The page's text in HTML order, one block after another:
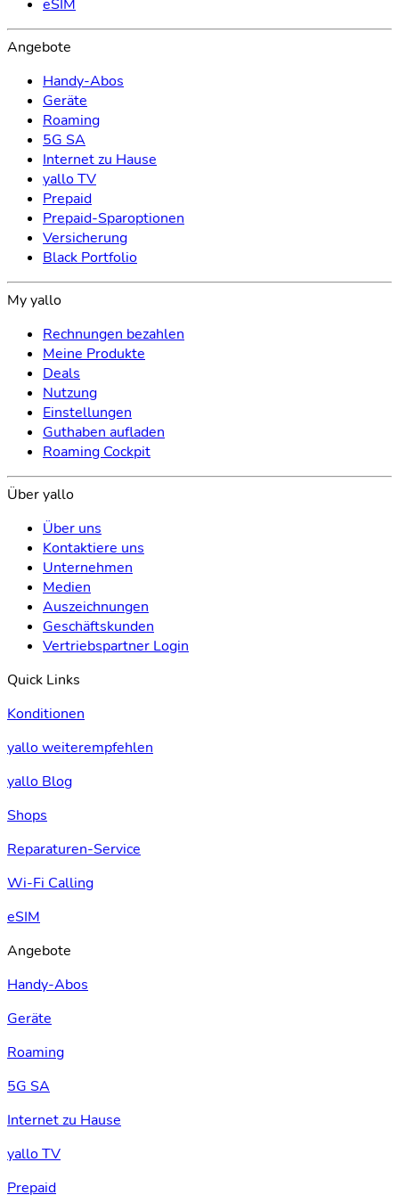
eSIM
Angebote
Handy-Abos
Geräte
Roaming
5G SA
Internet zu Hause
yallo TV
Prepaid
Prepaid-Sparoptionen
Versicherung
Black Portfolio
My yallo
Rechnungen bezahlen
Meine Produkte
Deals
Nutzung
Einstellungen
Guthaben aufladen
Roaming Cockpit
Über yallo
Über uns
Kontaktiere uns
Unternehmen
Medien
Auszeichnungen
Geschäftskunden
Vertriebspartner Login
Quick Links
Konditionen
yallo weiterempfehlen
yallo Blog
Shops
Reparaturen-Service
Wi-Fi Calling
eSIM
Angebote
Handy-Abos
Geräte
Roaming
5G SA
Internet zu Hause
yallo TV
Prepaid